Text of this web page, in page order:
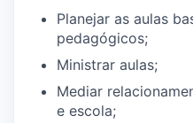
Planejar as aulas
pedagógicos;
Ministrar aulas;
Mediar
e escola;